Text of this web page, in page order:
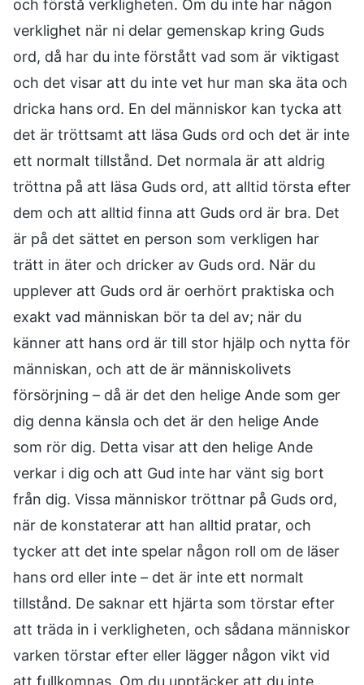
och förstå verkligheten. Om du inte har någon
verklighet när ni delar gemenskap kring Guds
ord, då har du inte förstått vad som är viktigast
och det visar att du inte vet hur man ska äta och
dricka hans ord. En del människor kan tycka att
det är tröttsamt att läsa Guds ord och det är inte
ett normalt tillstånd. Det normala är att aldrig
tröttna på att läsa Guds ord, att alltid törsta efter
dem och att alltid finna att Guds ord är bra. Det
är på det sättet en person som verkligen har
trätt in äter och dricker av Guds ord. När du
upplever att Guds ord är oerhört praktiska och
exakt vad människan bör ta del av; när du
känner att hans ord är till stor hjälp och nytta för
människan, och att de är människolivets
försörjning – då är det den helige Ande som ger
dig denna känsla och det är den helige Ande
som rör dig. Detta visar att den helige Ande
verkar i dig och att Gud inte har vänt sig bort
från dig. Vissa människor tröttnar på Guds ord,
när de konstaterar att han alltid pratar, och
tycker att det inte spelar någon roll om de läser
hans ord eller inte – det är inte ett normalt
tillstånd. De saknar ett hjärta som törstar efter
att träda in i verkligheten, och sådana människor
varken törstar efter eller lägger någon vikt vid
att fullkomnas. Om du upptäcker att du inte